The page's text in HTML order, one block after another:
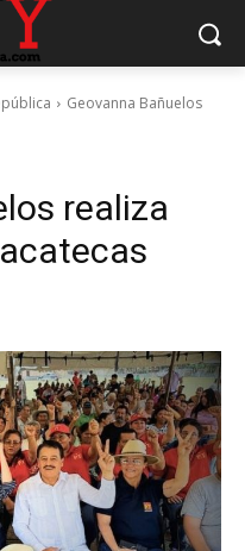
Geovanna Bañuelos
realiza